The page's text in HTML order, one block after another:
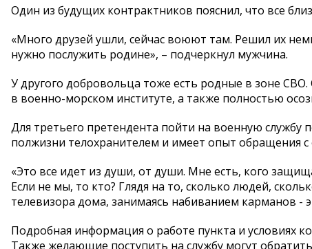
Один из будущих контрактников пояснил, что все
«Много друзей ушли, сейчас воюют там. Решил их
нужно послужить родине», – подчеркнул мужчина.
У другого добровольца тоже есть родные в зоне СВО.
в военно-морском институте, а также полностью
Для третьего претендента пойти на военную
полжизни телохранителем и имеет опыт обращения
«Это все идет из души, от души. Мне есть, кого
Если не мы, то кто? Глядя на то, сколько людей,
телевизора дома, занимаясь набиванием карманов -
Подробная информация о работе пункта и условиях
Также желающие поступить на службу могут